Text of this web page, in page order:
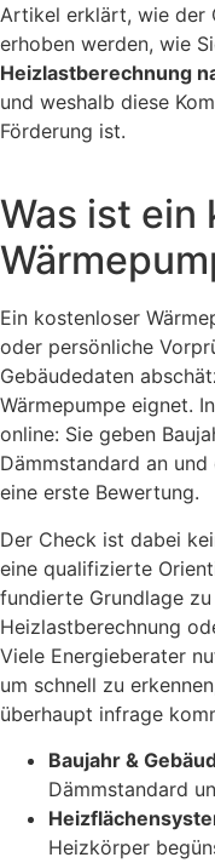
Artikel erklärt, wie der
erhoben werden, wie
Heizlastberechnung
und weshalb diese
Förderung ist.
Was ist ein
Ein kostenloser
oder persönliche
Gebäudedaten
Wärmepumpe eignet.
online: Sie geben
Dämmstandard an
eine erste Bewertung.
Der Check ist dabei
eine qualifizierte
fundierte Grundlage
Heizlastberechnung
Viele Energieberater
um schnell zu
überhaupt infrage
Baujahr &
Dämmstandard
Heizkörper